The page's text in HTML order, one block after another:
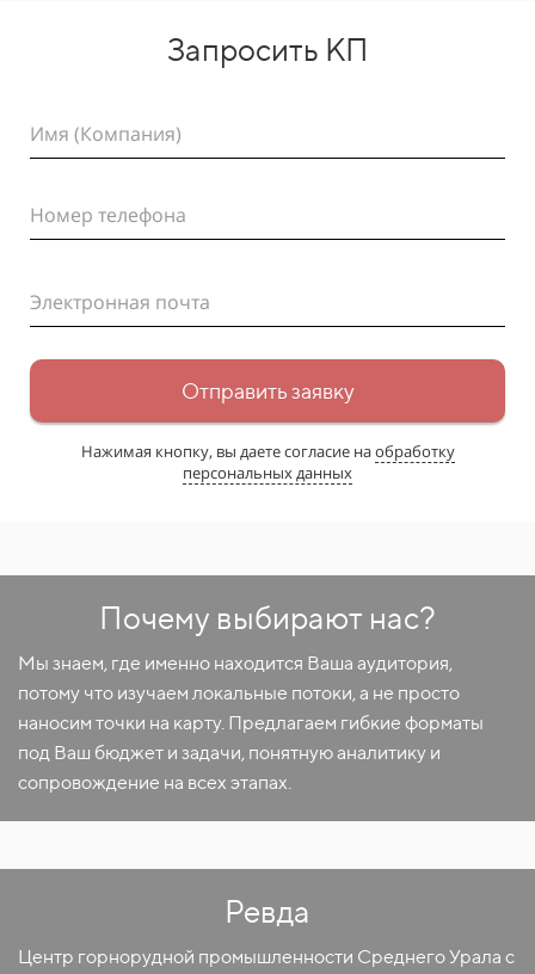
Запросить КП
Имя (Компания)
Номер телефона
Электронная почта
Отправить заявку
Нажимая кнопку, вы даете согласие наобработку
персональных данных
Почему выбирают нас?
Мы знаем, где именно находится Ваша аудитория,
потому что изучаем локальные потоки, а не просто
наносим точки на карту. Предлагаем гибкие форматы
под Ваш бюджет и задачи, понятную аналитику и
сопровождение на всех этапах.
Ревда
Центр горнорудной промышленности Среднего Урала с